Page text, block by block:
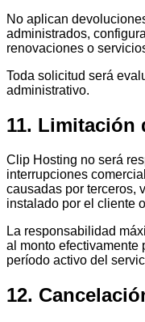
No aplican
administrados,
renovaciones o
Toda solicitud será
administrativo.
11. Limitación
Clip Hosting no será
interrupciones
causadas por terceros,
instalado por el cliente
La responsabilidad
al monto efectivamente
período activo del
12.